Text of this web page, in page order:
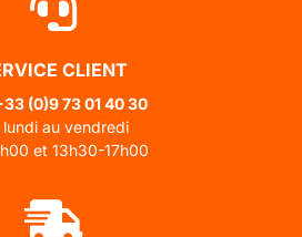
CLIENT
(0)9 73 01 40 30
lundi au vendredi
et 13h30-17h00